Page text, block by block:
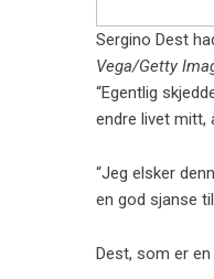
Sergino Dest
Vega/Getty
“Egentlig
endre livet mitt,
“Jeg elsker
en god sjanse
Dest, som er